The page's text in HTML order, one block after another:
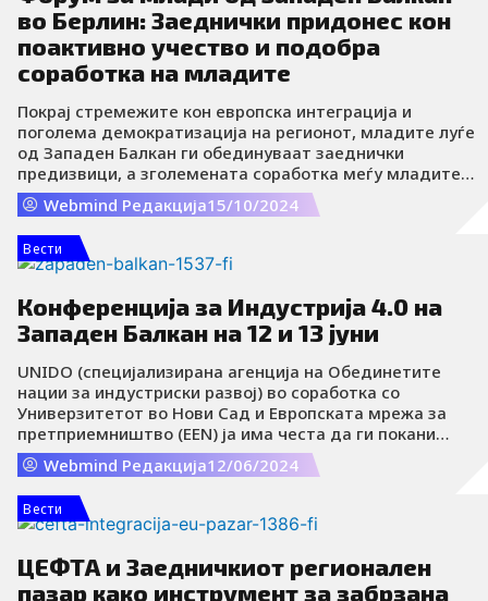
во Берлин: Заеднички придонес кон
поактивно учество и подобра
соработка на младите
Покрај стремежите кон европска интеграција и
поголема демократизација на регионот, младите луѓе
од Западен Балкан ги обединуваат заеднички
предизвици, а зголемената соработка меѓу младите е
клучен чекор кон помирување и надминување на
денешните проблеми. Оваа порака беше пренесена на
Форумот за млади од Западен Балкан, кој се одржа на
13 и 14 октомври во главниот град на Германија,
Берлин.
Webmind Редакција15/10/2024
Вести
Конференција за Индустрија 4.0 на
Западен Балкан на 12 и 13 јуни
UNIDO (специјализирана агенција на Обединетите
нации за индустриски развој) во соработка со
Универзитетот во Нови Сад и Европската мрежа за
претприемништво (EEN) ја има честа да ги покани
иновативните компании, претприемачите,
истражувачите, лидерите во дигиталната
трансформација и индустријата 4.0, институциите за
поддршка на бизнисот, како и владините
претставници на меѓународната конференција
„Овозможување напредок: Индустрија 4.0 на Западен
Балкан“, која ќе се одржува на 12 и 13 јуни во Научно-
Webmind Редакција12/06/2024
Вести
ЦЕФТА и Заедничкиот регионален
пазар како инструмент за забрзана